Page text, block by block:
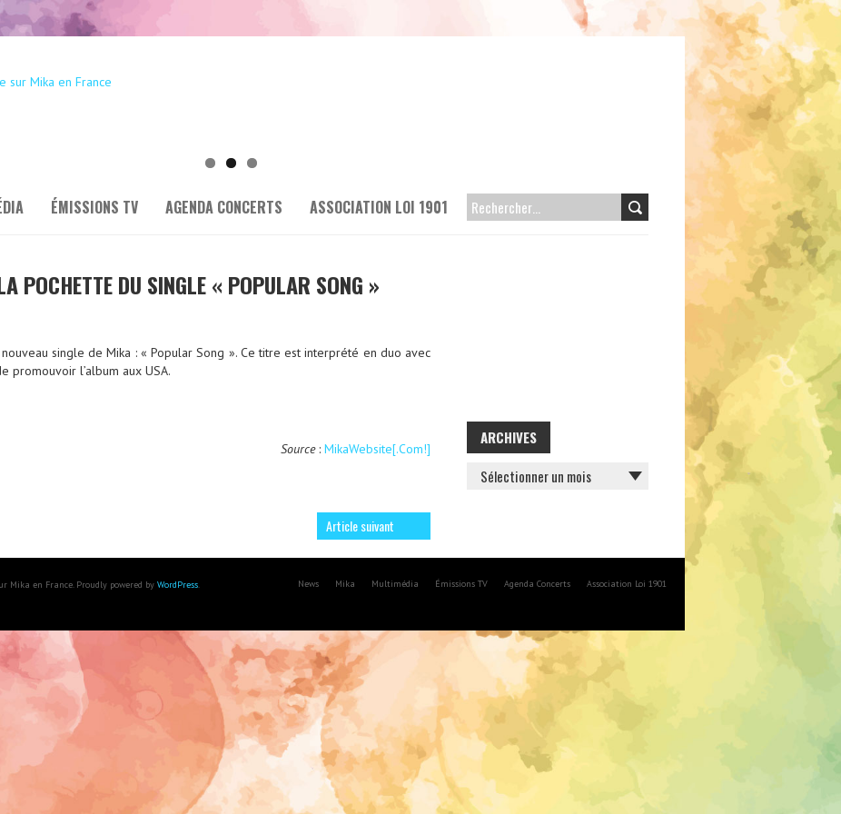
ÉMISSIONS TV AGENDA CONCERTS ASSOCIATION LOI 1901 RECHERCHER :
POCHETTE DU SINGLE « POPULAR SONG »
single de Mika : « Popular Song ». Ce titre est interprété en duo avec
promouvoir l’album aux USA.
Source: MikaWebsite[.Com!]
Article suivant
ARCHIVES
ARCHIVES
Mika en France. Proudly powered by WordPress.
News Mika Multimédia Émissions TV Agenda Concerts Association Loi 1901